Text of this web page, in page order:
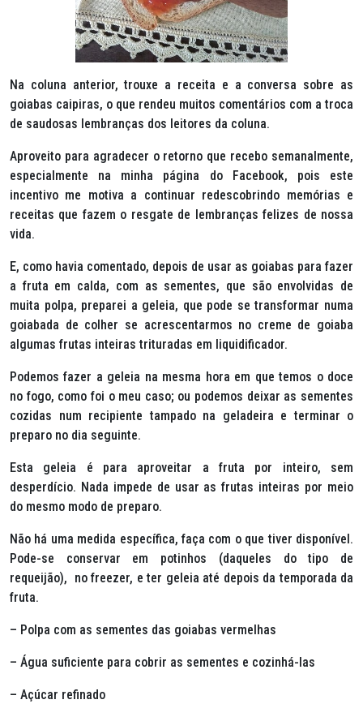
Na coluna anterior, trouxe a receita e a conversa sobre as
goiabas caipiras, o que rendeu muitos comentários com a troca
de saudosas lembranças dos leitores da coluna.
Aproveito para agradecer o retorno que recebo semanalmente,
especialmente na minha página do Facebook, pois este
incentivo me motiva a continuar redescobrindo memórias e
receitas que fazem o resgate de lembranças felizes de nossa
vida.
E, como havia comentado, depois de usar as goiabas para fazer
a fruta em calda, com as sementes, que são envolvidas de
muita polpa, preparei a geleia, que pode se transformar numa
goiabada de colher se acrescentarmos no creme de goiaba
algumas frutas inteiras trituradas em liquidificador.
Podemos fazer a geleia na mesma hora em que temos o doce
no fogo, como foi o meu caso; ou podemos deixar as sementes
cozidas num recipiente tampado na geladeira e terminar o
preparo no dia seguinte.
Esta geleia é para aproveitar a fruta por inteiro, sem
desperdício. Nada impede de usar as frutas inteiras por meio
do mesmo modo de preparo.
Não há uma medida específica, faça com o que tiver disponível.
Pode-se conservar em potinhos (daqueles do tipo de
requeijão), no freezer, e ter geleia até depois da temporada da
fruta.
– Polpa com as sementes das goiabas vermelhas
– Água suficiente para cobrir as sementes e cozinhá-las
– Açúcar refinado